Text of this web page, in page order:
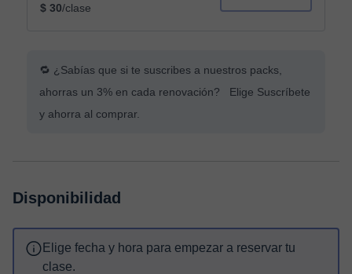
$ 30/clase
🔁 ¿Sabías que si te suscribes a nuestros packs,
ahorras un 3% en cada renovación? Elige Suscríbete
y ahorra al comprar.
Disponibilidad
Elige fecha y hora para empezar a reservar tu
clase.